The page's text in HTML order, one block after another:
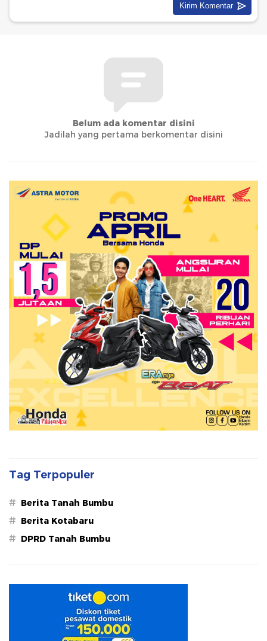
Belum ada komentar disini
Jadilah yang pertama berkomentar disini
Tag Terpopuler
# Berita Tanah Bumbu
# Berita Kotabaru
# DPRD Tanah Bumbu